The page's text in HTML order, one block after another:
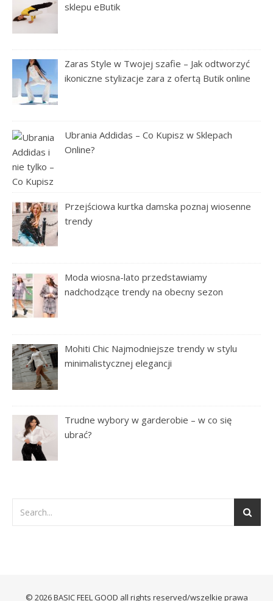
sklepu eButik
Zaras Style w Twojej szafie – Jak odtworzyć
ikoniczne stylizacje zara z ofertą Butik online
Ubrania Addidas – Co Kupisz w Sklepach
Online?
Przejściowa kurtka damska poznaj wiosenne
trendy
Moda wiosna-lato przedstawiamy
nadchodzące trendy na obecny sezon
Mohiti Chic Najmodniejsze trendy w stylu
minimalistycznej elegancji
Trudne wybory w garderobie – w co się
ubrać?
© 2026 BASIC FEEL GOOD all rights reserved/wszelkie prawa